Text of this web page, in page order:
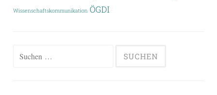
Wissenschaftskommunikation ÖGDI
Suchen